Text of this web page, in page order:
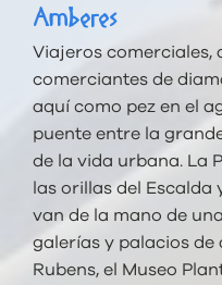
Amberes
Viajeros comerciales,
comerciantes de
aquí como pez en el
puente entre la
de la vida urbana. La
las orillas del
van de la mano de
galerías y palacios de
Rubens, el Museo